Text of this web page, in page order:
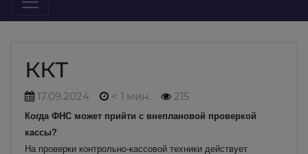
ККТ
17.09.2024 < 1 мин. 215
Когда ФНС может прийти с внеплановой проверкой
кассы?
На проверки контрольно-кассовой техники действует